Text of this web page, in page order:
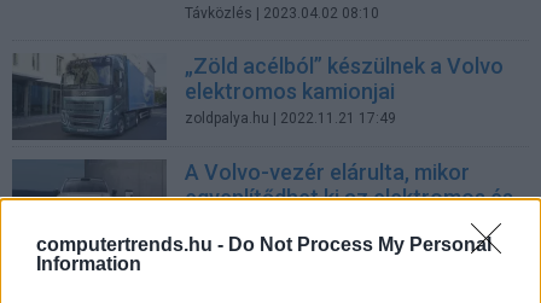
computertrends.hu - Do Not Process My Personal
Information
Távközlés | 2023.04.02 08:10
„Zöld acélból” készülnek a Volvo
elektromos kamionjai
zoldpalya.hu | 2022.11.21 17:49
A Volvo-vezér elárulta, mikor
egyenlítődhet ki az elektromos és
zoldpalya.hu| 2022.11.15 08:38